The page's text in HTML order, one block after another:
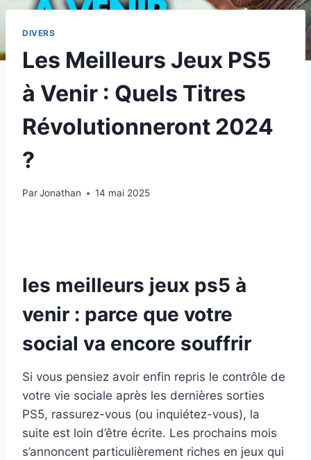
DIVERS
Les Meilleurs Jeux PS5
à Venir : Quels Titres
Révolutionneront 2024
?
ParJonathan 14 mai 2025
les meilleurs jeux ps5 à
venir : parce que votre
social va encore souffrir
Si vous pensiez avoir enfin repris le contrôle de
votre vie sociale après les dernières sorties
PS5, rassurez-vous (ou inquiétez-vous), la
suite est loin d’être écrite. Les prochains mois
s’annoncent particulièrement riches en jeux qui